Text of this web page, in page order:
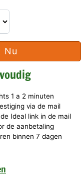
Nu
1 a 2 minuten
via de mail
Ideal link in de mail
de aanbetaling
binnen 7 dagen